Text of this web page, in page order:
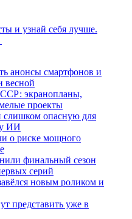
и узнай себя лучше.
анонсы смартфонов и
весной
экранопланы,
проекты
опасную для
ИИ
о риске мощного
финальный сезон
серий
новым роликом и
представить уже в